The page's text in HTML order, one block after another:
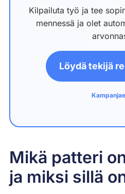
Kilpailuta työ ja tee
mennessä ja olet
Löydä tekijä
Mikä patteri
ja miksi sillä